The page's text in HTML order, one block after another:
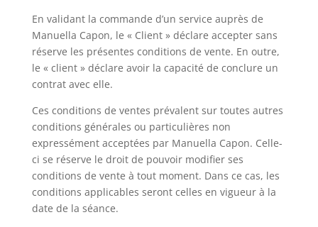
En validant la commande d’un service auprès de
Manuella Capon, le « Client » déclare accepter sans
réserve les présentes conditions de vente. En outre,
le « client » déclare avoir la capacité de conclure un
contrat avec elle.
Ces conditions de ventes prévalent sur toutes autres
conditions générales ou particulières non
expressément acceptées par Manuella Capon. Celle-
ci se réserve le droit de pouvoir modifier ses
conditions de vente à tout moment. Dans ce cas, les
conditions applicables seront celles en vigueur à la
date de la séance.